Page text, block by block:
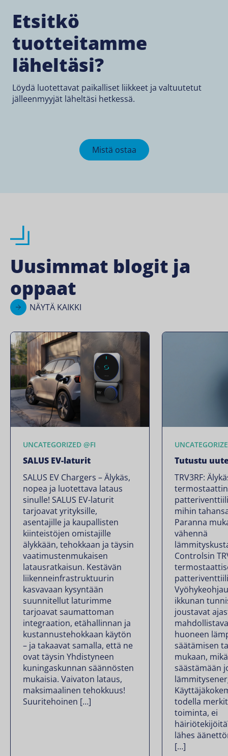
Etsitkö
tuotteitamme
läheltäsi?
Löydä luotettavat paikalliset liikkeet ja valtuutetut
jälleenmyyjät läheltäsi hetkessä.
Mistä ostaa
Uusimmat blogit ja
oppaat
NÄYTÄ KAIKKI
UNCATEGORIZED @FI
SALUS EV-laturit
SALUS EV Chargers – Älykäs,
nopea ja luotettava lataus
sinulle! SALUS EV-laturit
tarjoavat yrityksille,
asentajille ja kaupallisten
kiinteistöjen omistajille
älykkään, tehokkaan ja täysin
vaatimustenmukaisen
latausratkaisun. Kestävän
liikenneinfrastruktuurin
kasvavaan kysyntään
suunnitellut laturimme
tarjoavat saumattoman
integraation, etähallinnan ja
kustannustehokkaan käytön
– ja takaavat samalla, että ne
ovat täysin Yhdistyneen
kuningaskunnan säännösten
mukaisia. Vaivaton lataus,
maksimaalinen tehokkuus!
Suuritehoinen […]
Tutustu
TRV3RF:
mihin
Paranna
vähennä
Controlsin
ikkunan
joustavat
huoneen
säätämisen
mukaan,
säästämään
todella
toiminta, ei
lähes
[…]